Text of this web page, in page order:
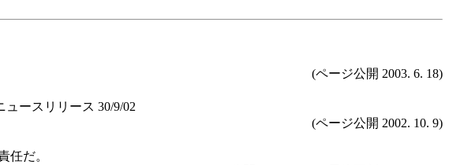
(ページ公開 2003. 6. 18)
ースリリース 30/9/02
(ページ公開 2002. 10. 9)
任だ。